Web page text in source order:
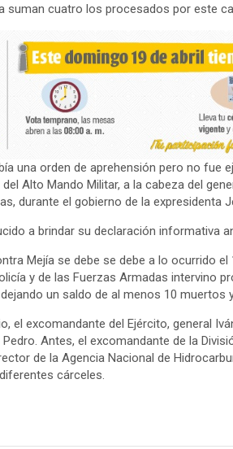
suman cuatro los procesados por este
una orden de aprehensión pero no fue
Alto Mando Militar, a la cabeza del
durante el gobierno de la expresidenta
a brindar su declaración informativa
Mejía se debe se debe a lo ocurrido
y de las Fuerzas Armadas intervino
un saldo de al menos 10 muertos
el excomandante del Ejército, general
Antes, el excomandante de la
de la Agencia Nacional de
cárceles.